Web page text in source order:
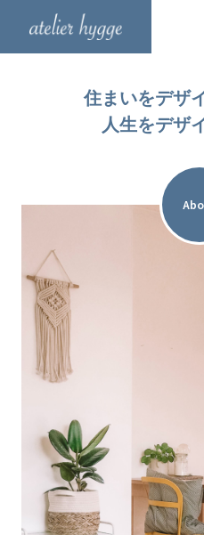
住まいをデザ
人生をデザ